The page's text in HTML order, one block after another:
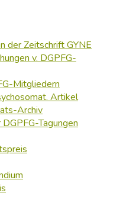
der Zeitschrift GYNE
v. DGPFG-
Mitgliedern
Artikel
Archiv
Tagungen